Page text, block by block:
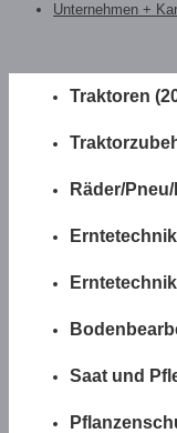
Unternehmen +
Traktoren
Räder/
Saat und